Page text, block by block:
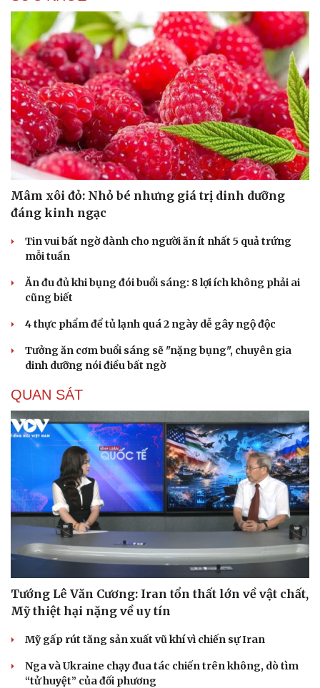
Du lịch
Tư vấn
Săn Tour
check-in
Câu chuyện thời sự
Đọc truyện đêm khuya
Cửa sổ tình yêu
Kể chuyện cho bé
Hạt giống tâm hồn
Mâm xôi đỏ: Nhỏ bé nhưng giá trị dinh dưỡng
đáng kinh ngạc
Tin vui bất ngờ dành cho người ăn ít nhất 5 quả trứng
mỗi tuần
Ăn đu đủ khi bụng đói buổi sáng: 8 lợi ích không phải ai
cũng biết
4 thực phẩm để tủ lạnh quá 2 ngày dễ gây ngộ độc
Tưởng ăn cơm buổi sáng sẽ "nặng bụng", chuyên gia
dinh dưỡng nói điều bất ngờ
QUAN SÁT
Tướng Lê Văn Cương: Iran tổn thất lớn về vật chất,
Mỹ thiệt hại nặng về uy tín
Mỹ gấp rút tăng sản xuất vũ khí vì chiến sự Iran
Nga và Ukraine chạy đua tác chiến trên không, dò tìm
“tử huyệt” của đối phương